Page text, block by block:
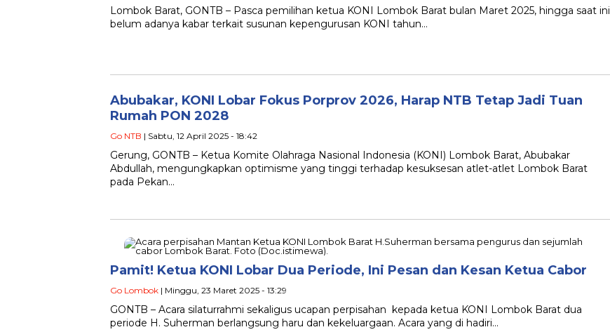
Lombok Barat, GONTB – Pasca pemilihan ketua KONI Lombok Barat bulan Maret 2025, hingga saat ini
belum adanya kabar terkait susunan kepengurusan KONI tahun…
Abubakar, KONI Lobar Fokus Porprov 2026, Harap NTB Tetap Jadi Tuan
Rumah PON 2028
Go NTB | Sabtu, 12 April 2025 - 18:42
Gerung, GONTB – Ketua Komite Olahraga Nasional Indonesia (KONI) Lombok Barat, Abubakar
Abdullah, mengungkapkan optimisme yang tinggi terhadap kesuksesan atlet-atlet Lombok Barat
pada Pekan…
Pamit! Ketua KONI Lobar Dua Periode, Ini Pesan dan Kesan Ketua Cabor
Go Lombok | Minggu, 23 Maret 2025 - 13:29
GONTB – Acara silaturrahmi sekaligus ucapan perpisahan kepada ketua KONI Lombok Barat dua
periode H. Suherman berlangsung haru dan kekeluargaan. Acara yang di hadiri…